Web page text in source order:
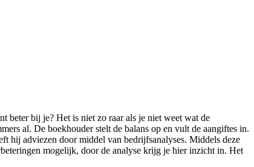
beter bij je? Het is niet zo raar als je niet weet wat de
al. De boekhouder stelt de balans op en vult de aangiftes in.
hij adviezen door middel van bedrijfsanalyses. Middels deze
mogelijk, door de analyse krijg je hier inzicht in. Het